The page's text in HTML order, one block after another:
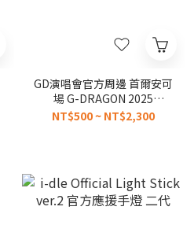
GD演唱會官方周邊 首爾安可
場 G-DRAGON 2025
WORLD TOUR IN SEOUL
NT$500 ~ NT$2,300